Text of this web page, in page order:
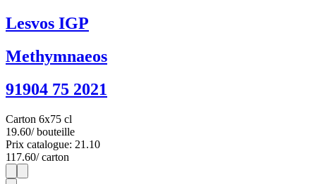
Lesvos IGP
Methymnaeos
91904 75 2021
Carton 6x75 cl
19.60/ bouteille
Prix catalogue: 21.10
117.60/ carton
1